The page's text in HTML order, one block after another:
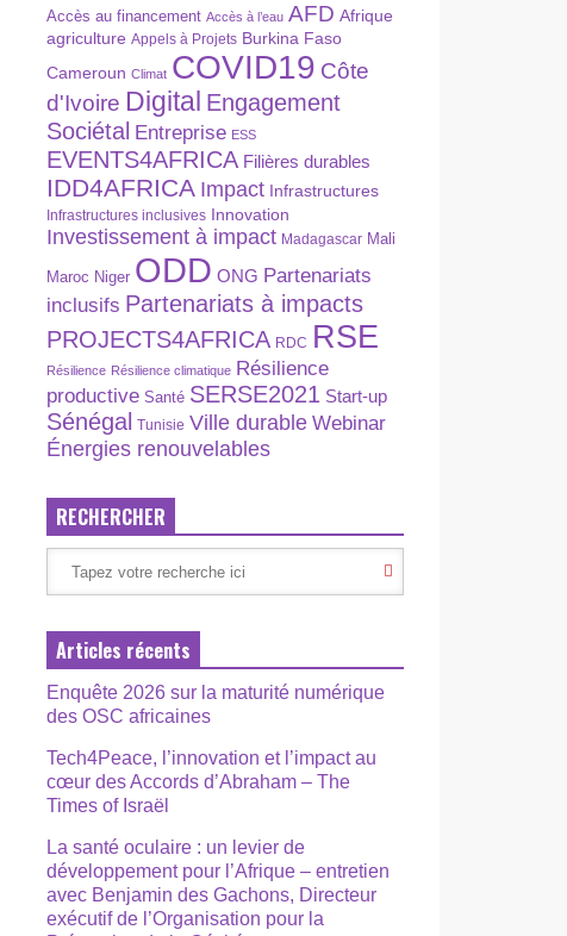
Accès au financement Accès à l’eau AFD Afrique
agriculture Appels à Projets Burkina Faso
Cameroun Climat COVID19 Côte
d'Ivoire Digital Engagement
Sociétal Entreprise ESS
EVENTS4AFRICA Filières durables
IDD4AFRICA Impact Infrastructures
Infrastructures inclusives Innovation
Investissement à impact Madagascar Mali
Maroc Niger ODD ONG Partenariats
inclusifs Partenariats à impacts
PROJECTS4AFRICA RDC RSE
Résilience Résilience climatique Résilience
productive Santé SERSE2021 Start-up
Sénégal Tunisie Ville durable Webinar
Énergies renouvelables
RECHERCHER
Articles récents
Enquête 2026 sur la maturité numérique
des OSC africaines
Tech4Peace, l’innovation et l’impact au
cœur des Accords d’Abraham – The
Times of Israël
La santé oculaire : un levier de
développement pour l’Afrique – entretien
avec Benjamin des Gachons, Directeur
exécutif de l’Organisation pour la